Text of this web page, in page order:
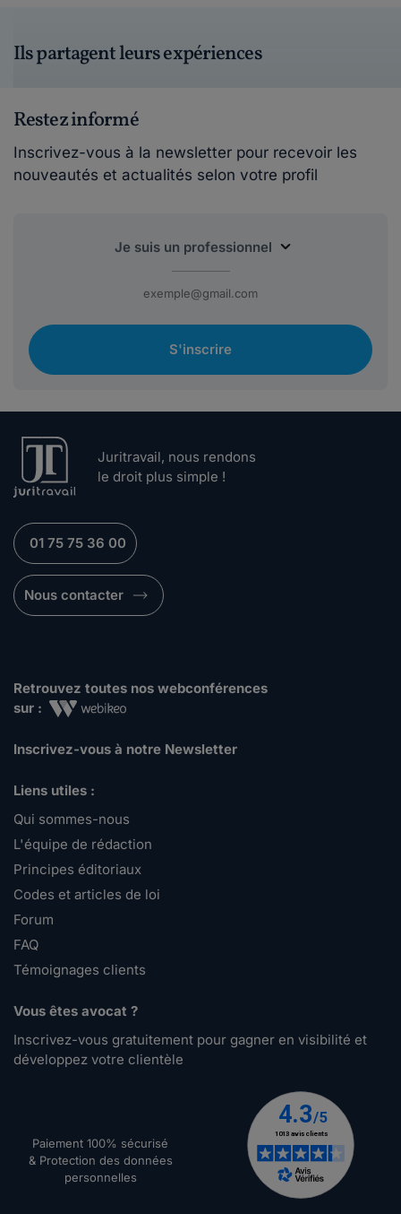
Ils partagent leurs expériences
Restez informé
Inscrivez-vous à la newsletter pour recevoir les
nouveautés et actualités selon votre profil
S'inscrire
Juritravail, nous rendons
le droit plus simple !
01 75 75 36 00
Nous contacter
Retrouvez toutes nos webconférences
sur :
Inscrivez-vous à notre Newsletter
Liens utiles :
Qui sommes-nous
L'équipe de rédaction
Principes éditoriaux
Codes et articles de loi
Forum
FAQ
Témoignages clients
Vous êtes avocat ?
Inscrivez-vous gratuitement pour gagner en visibilité et
développez votre clientèle
Paiement 100% sécurisé
& Protection des données
personnelles